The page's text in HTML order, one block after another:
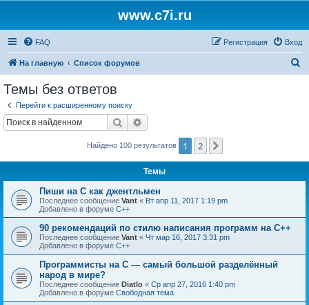
www.c7i.ru
FAQ Вход
Регистрация
На главную Список форумов
Темы без ответов
Перейти к расширенному поиску
Поиск
Найдено 100 результатов 1 2
Темы
Пиши на C как джентльмен
Последнее сообщение Vant « Вт апр 11, 2017 1:19 pm
Добавлено в форуме C++
90 рекомендаций по стилю написания программ на C++
Последнее сообщение Vant « Чт мар 16, 2017 3:31 pm
Добавлено в форуме C++
Программисты на C — самый большой разделённый
народ в мире?
Последнее сообщение Diatlo « Ср апр 27, 2016 1:40 pm
Добавлено в форуме Свободная тема